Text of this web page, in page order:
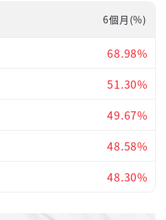
6個月(%)
68.98%
51.30%
49.67%
48.58%
48.30%